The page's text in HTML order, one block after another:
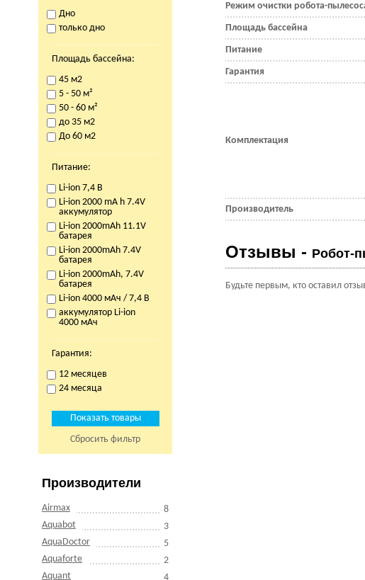
Дно
только дно
Площадь бассейна:
45 м2
5 - 50 м²
50 - 60 м²
до 35 м2
До 60 м2
Питание:
Li-ion 7,4 В
Li-ion 2000 mA h 7.4V
аккумулятор
Li-ion 2000mAh 11.1V
батарея
Li-ion 2000mAh 7.4V
батарея
Li-ion 2000mAh, 7.4V
батарея
Li-ion 4000 мАч / 7,4 В
аккумулятор Li-ion
4000 мАч
Гарантия:
12 месяцев
24 месяца
Сбросить фильтр
Производители
Airmax
8
Aquabot
3
AquaDoctor
5
Aquaforte
2
Aquant
4
Режим очистки робота-
Площадь бассейна
Питание
Гарантия
Комплектация
Производитель
Отзывы - Робот-
Будьте первым, кто оставил